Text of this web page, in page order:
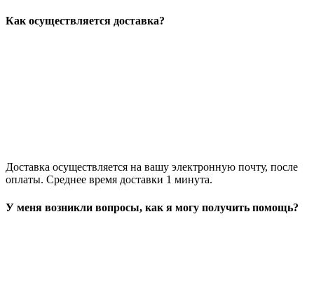
Как осуществляется доставка?
Доставка осуществляется на вашу электронную почту, после
оплаты. Среднее время доставки 1 минута.
У меня возникли вопросы, как я могу получить помощь?